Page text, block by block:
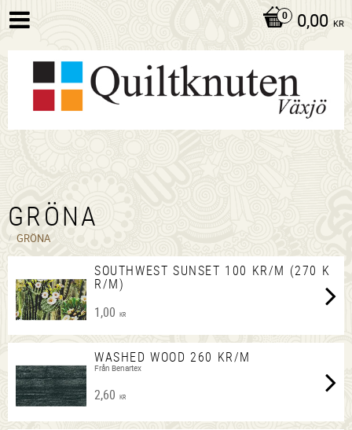
0,00 KR
GRÖNA
GRÖNA
SOUTHWEST SUNSET 100 KR/M (270 K
R/M)
1,00 KR
WASHED WOOD 260 KR/M
Från Benartex
2,60 KR